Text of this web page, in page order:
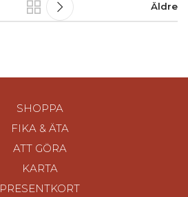
Äldre
SHOPPA
FIKA & ÄTA
ATT GÖRA
KARTA
PRESENTKORT